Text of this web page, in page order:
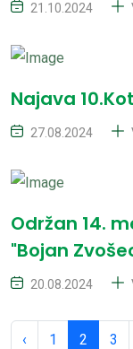
21.10.2024
Najava
27.08.2024
Održan 14.
"Bojan
20.08.2024
‹ 1 2 3